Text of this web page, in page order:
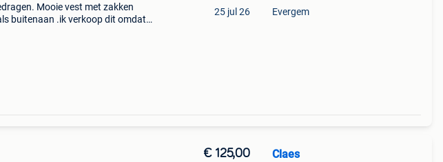
Mooie vest met zakken
buitenaan .ik verkoop dit omdat
25 jul 26 Evergem
€ 125,00 Claes